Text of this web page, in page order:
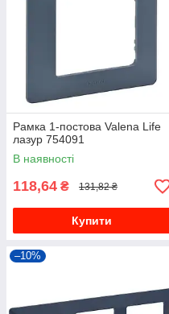
Рамка 1-постова Valena Life
лазур 754091
В наявності
118,64 ₴ 131,82 ₴
Купити
–10%